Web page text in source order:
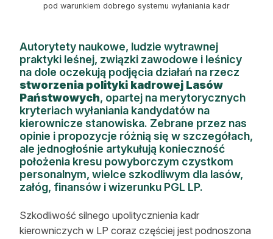
Prenumerata
Reklama
Zostań autorem
Archiwum
Kontakt
pod warunkiem dobrego systemu wyłaniania kadr
Autorytety naukowe, ludzie wytrawnej
praktyki leśnej, związki zawodowe i leśnicy
na dole oczekują podjęcia działań na rzecz
stworzenia polityki kadrowej Lasów
Państwowych, opartej na merytorycznych
kryteriach wyłaniania kandydatów na
kierownicze stanowiska. Zebrane przez nas
opinie i propozycje różnią się w szczegółach,
ale jednogłośnie artykułują konieczność
położenia kresu powyborczym czystkom
personalnym, wielce szkodliwym dla lasów,
załóg, finansów i wizerunku PGL LP.
Szkodliwość silnego upolitycznienia kadr
kierowniczych w LP coraz częściej jest podnoszona